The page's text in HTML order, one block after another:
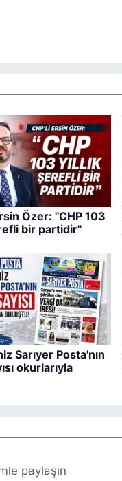
Özer: "CHP 103
bir partidir"
Sarıyer Posta'nın
okurlarıyla